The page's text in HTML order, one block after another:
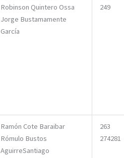
Robinson Quintero Ossa
Jorge Bustamamente
García
249
Ramón Cote Baraibar
Rómulo Bustos
AguirreSantiago
263
274281